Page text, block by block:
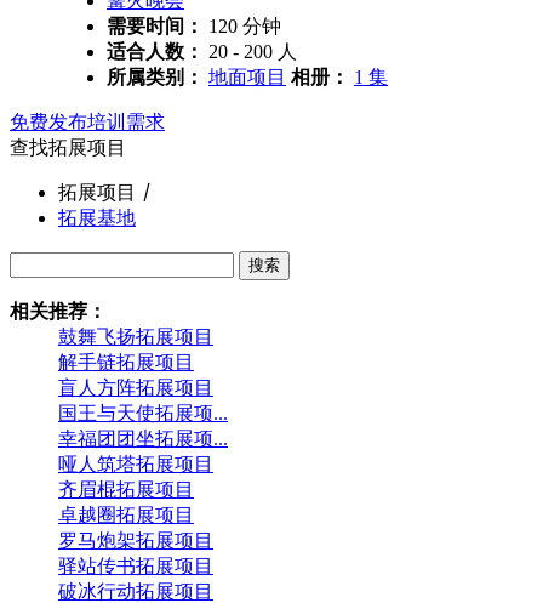
需要时间：
120 分钟
适合人数：
20 - 200 人
所属类别： 地面项目 相册： 1 集
免费发布培训需求
查找拓展项目
拓展项目
丨
拓展基地
搜索
相关推荐：
鼓舞飞扬拓展项目
解手链拓展项目
盲人方阵拓展项目
国王与天使拓展项...
幸福团团坐拓展项...
哑人筑塔拓展项目
齐眉棍拓展项目
卓越圈拓展项目
罗马炮架拓展项目
驿站传书拓展项目
破冰行动拓展项目